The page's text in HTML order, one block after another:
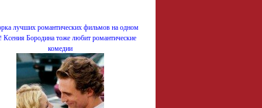
лучших романтических фильмов на одном
Ксения Бородина тоже любит романтические
комедии